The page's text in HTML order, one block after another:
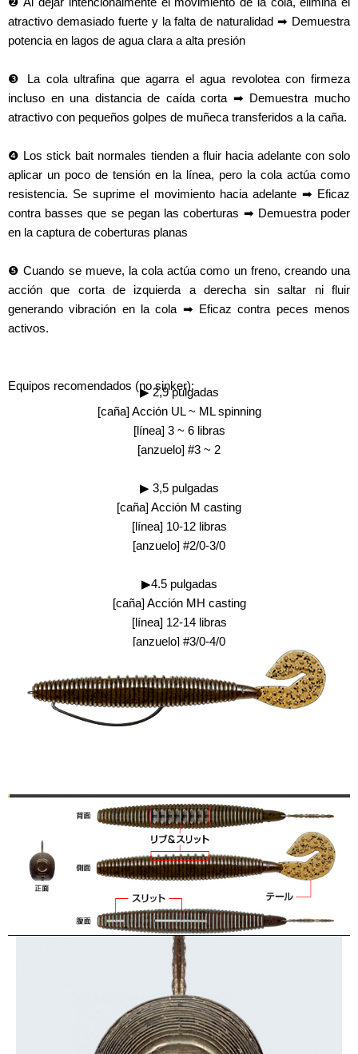
atractivo demasiado fuerte y la falta de naturalidad ➡ Demuestra
potencia en lagos de agua clara a alta presión
❸ La cola ultrafina que agarra el agua revolotea con firmeza
incluso en una distancia de caída corta ➡ Demuestra mucho
atractivo con pequeños golpes de muñeca transferidos a la caña.
❹ Los stick bait normales tienden a fluir hacia adelante con solo
aplicar un poco de tensión en la línea, pero la cola actúa como
resistencia. Se suprime el movimiento hacia adelante ➡ Eficaz
contra basses que se pegan las coberturas ➡ Demuestra poder
en la captura de coberturas planas
❺ Cuando se mueve, la cola actúa como un freno, creando una
acción que corta de izquierda a derecha sin saltar ni fluir
generando vibración en la cola ➡ Eficaz contra peces menos
activos.
Equipos recomendados (no sinker):
▶ 2,9 pulgadas
[caña] Acción UL ~ ML spinning
[línea] 3 ~ 6 libras
[anzuelo] #3 ~ 2
▶ 3,5 pulgadas
[caña] Acción M casting
[línea] 10-12 libras
[anzuelo] #2/0-3/0
▶4.5 pulgadas
[caña] Acción MH casting
[línea] 12-14 libras
[anzuelo] #3/0-4/0